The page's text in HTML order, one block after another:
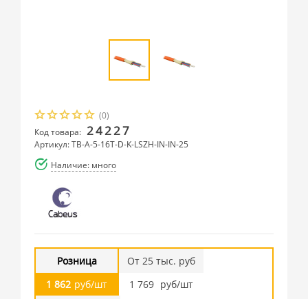
(0)
Код товара: 24227
Артикул: TB-A-5-16T-D-K-LSZH-IN-IN-25
Наличие: много
Розница
1 862 руб/шт
От 25 тыс. руб
1 769 руб/шт